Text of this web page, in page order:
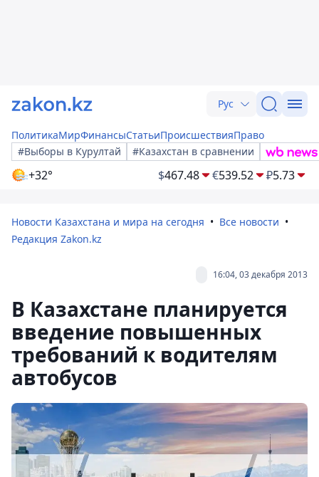
Рус
ПолитикаМирФинансыСтатьиПроисшествияПраво
#Выборы в Курултай
#Казахстан в сравнении
+32° $467.48 €539.52 ₽5.73
Новости Казахстана и мира на сегодня
Все новости
Редакция Zakon.kz
16:04, 03 декабря 2013
В Казахстане планируется
введение повышенных
требований к водителям
автобусов